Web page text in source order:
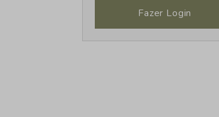
Fazer Login